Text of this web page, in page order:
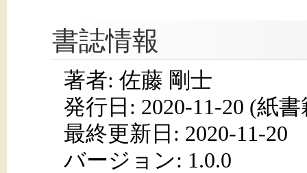
書誌情報
著者: 佐藤 剛士
発行日: 2020-11-20 (紙書
最終更新日: 2020-11-20
バージョン: 1.0.0